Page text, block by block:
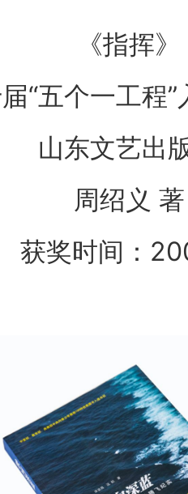
《指挥》
“五个一工程
山东文艺出
周绍义 著
获奖时间：